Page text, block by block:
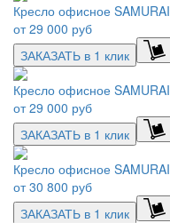
Кресло офисное
от29 000 руб
ЗАКАЗАТЬ в 1 клик
Кресло офисное
от29 000 руб
ЗАКАЗАТЬ в 1 клик
Кресло офисное
от30 800 руб
ЗАКАЗАТЬ в 1 клик